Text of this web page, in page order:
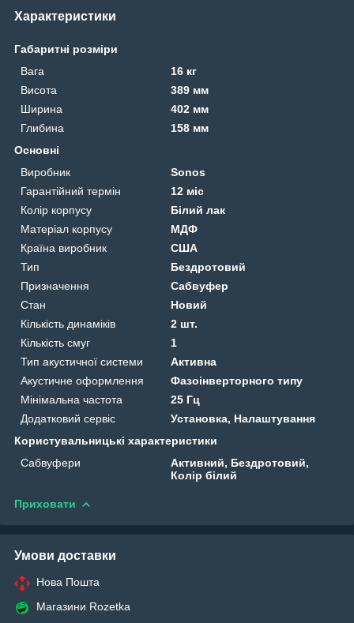
Характеристики
Габаритні розміри
Вага
16 кг
Висота
389 мм
Ширина
402 мм
Глибина
158 мм
Основні
Виробник
Sonos
Гарантійний термін
12 міс
Колір корпусу
Білий лак
Матеріал корпусу
МДФ
Країна виробник
США
Тип
Бездротовий
Призначення
Сабвуфер
Стан
Новий
Кількість динаміків
2 шт.
Кількість смуг
1
Тип акустичної системи
Активна
Акустичне оформлення
Фазоінверторного типу
Мінімальна частота
25 Гц
Додатковий сервіс
Установка, Налаштування
Користувальницькі характеристики
Сабвуфери
Активний, Бездротовий,
Колір білий
Приховати
Умови доставки
Нова Пошта
Магазини Rozetka